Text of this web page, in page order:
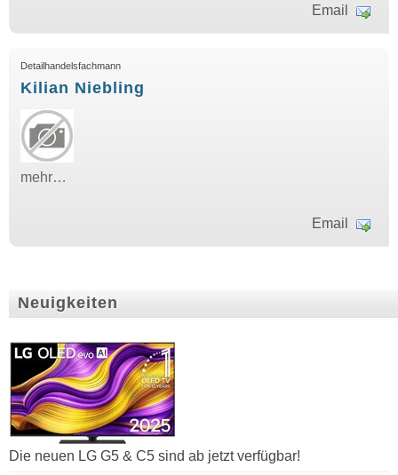
Email
Detailhandelsfachmann
Kilian Niebling
mehr…
Email
Neuigkeiten
Die neuen LG G5 & C5 sind ab jetzt verfügbar!